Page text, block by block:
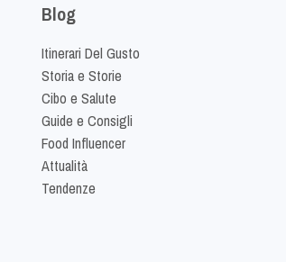
Blog
Itinerari Del Gusto
Storia e Storie
Cibo e Salute
Guide e Consigli
Food Influencer
Attualità
Tendenze